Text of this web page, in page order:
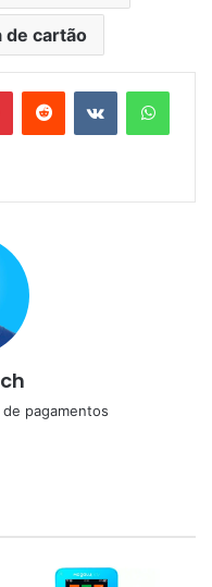
de cartão
PinterestReddit VK
pagamentos